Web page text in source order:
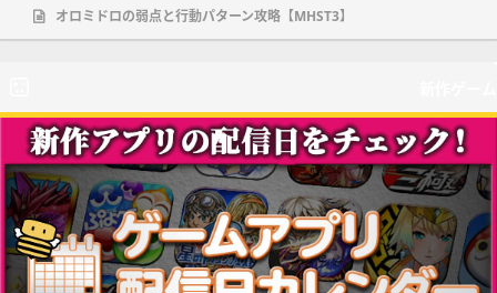
オロミドロの弱点と行動パターン攻略【MHST3】